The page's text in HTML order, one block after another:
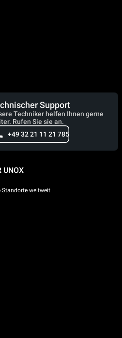
Support
Techniker helfen Ihnen gerne
Rufen Sie sie an.
+49 32 21 11 21 785
UNOX
Standorte weltweit